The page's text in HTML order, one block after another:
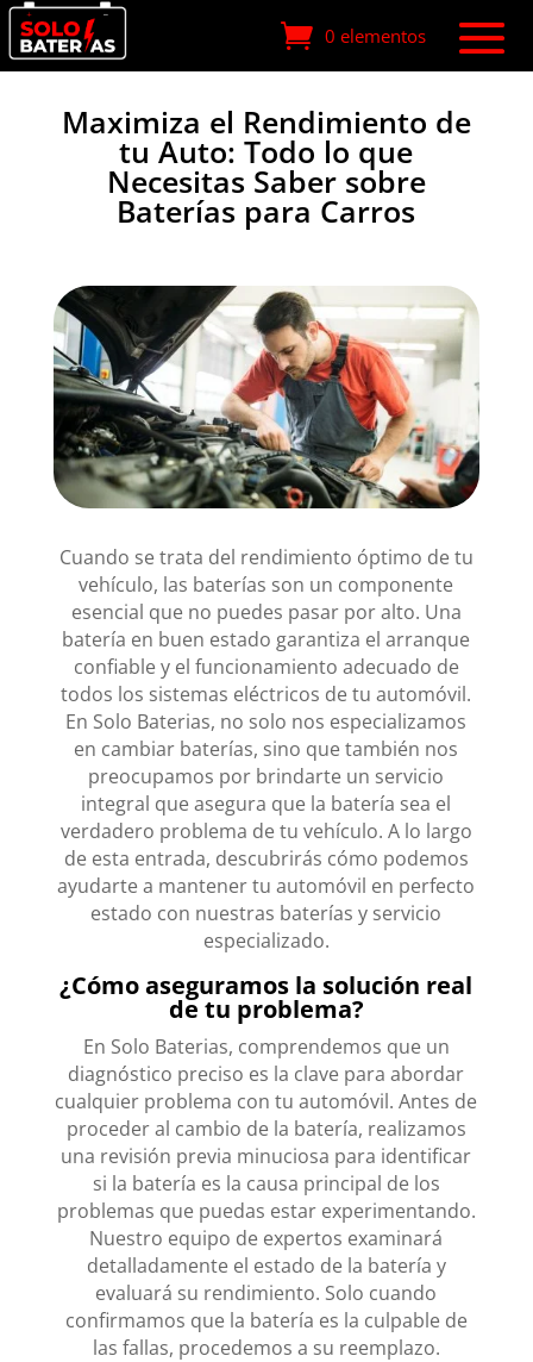
0 elementos
Maximiza el Rendimiento de
tu Auto: Todo lo que
Necesitas Saber sobre
Baterías para Carros
Cuando se trata del rendimiento óptimo de tu
vehículo, las baterías son un componente
esencial que no puedes pasar por alto. Una
batería en buen estado garantiza el arranque
confiable y el funcionamiento adecuado de
todos los sistemas eléctricos de tu automóvil.
En Solo Baterias, no solo nos especializamos
en cambiar baterías, sino que también nos
preocupamos por brindarte un servicio
integral que asegura que la batería sea el
verdadero problema de tu vehículo. A lo largo
de esta entrada, descubrirás cómo podemos
ayudarte a mantener tu automóvil en perfecto
estado con nuestras baterías y servicio
especializado.
¿Cómo aseguramos la solución real
de tu problema?
En Solo Baterias, comprendemos que un
diagnóstico preciso es la clave para abordar
cualquier problema con tu automóvil. Antes de
proceder al cambio de la batería, realizamos
una revisión previa minuciosa para identificar
si la batería es la causa principal de los
problemas que puedas estar experimentando.
Nuestro equipo de expertos examinará
detalladamente el estado de la batería y
evaluará su rendimiento. Solo cuando
confirmamos que la batería es la culpable de
las fallas, procedemos a su reemplazo.